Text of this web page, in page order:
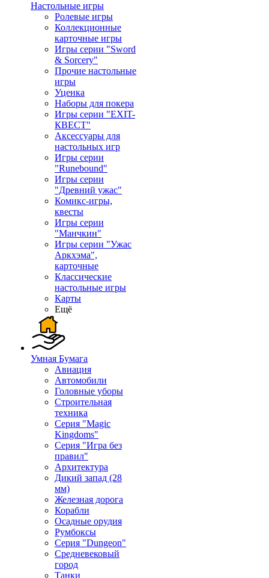
Настольные игры
Ролевые игры
Коллекционные
карточные игры
Игры серии "Sword
& Sorcery"
Прочие настольные
игры
Уценка
Наборы для покера
Игры серии "EXIT-
КВЕСТ"
Аксессуары для
настольных игр
Игры серии
"Runebound"
Игры серии
"Древний ужас"
Комикс-игры,
квесты
Игры серии
"Манчкин"
Игры серии "Ужас
Аркхэма",
карточные
Классические
настольные игры
Карты
Ещё
Умная Бумага
Авиация
Автомобили
Головные уборы
Строительная
техника
Серия "Magic
Kingdoms"
Серия "Игра без
правил"
Архитектура
Дикий запад (28
мм)
Железная дорога
Корабли
Осадные орудия
Румбоксы
Серия "Dungeon"
Средневековый
город
Танки